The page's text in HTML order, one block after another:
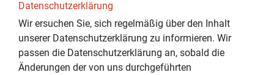
Datenschutzerklärung
Wir ersuchen Sie, sich regelmäßig über den Inhalt
unserer Datenschutzerklärung zu informieren. Wir
passen die Datenschutzerklärung an, sobald die
Änderungen der von uns durchgeführten